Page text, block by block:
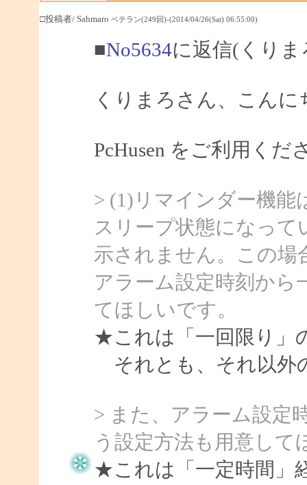
□投稿者/ Sahmaro ベテラン(249回)-(2014/04/26(Sat) 06:55:00)
■No5634に返信(くり
くりまろさん、こんに
PcHusen をご利用く
> (1)リマインダー機能
スリープ状態になっ
示されません。この場
アラーム設定時刻から
てほしいです。
★これは「一回限り」
それとも、それ以外
> また、アラーム設定
う設定方法も用意して
★これは「一定時間」